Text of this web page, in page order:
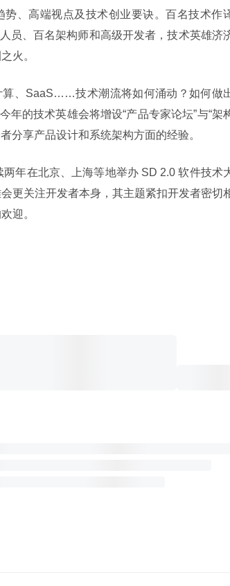
、高端视点及技术创业要诀。百名技术作
员、百名架构师和高级开发者，技术英雄济
火。
算、SaaS……技术潮流将如何涌动？如何做
的技术英雄会将增设“产品专家论坛”与“架
分享产品设计和系统架构方面的经验。
年在北京、上海等地举办 SD 2.0 软件技术
更关注开发者本身，其主题紧扣开发者密切
迎。